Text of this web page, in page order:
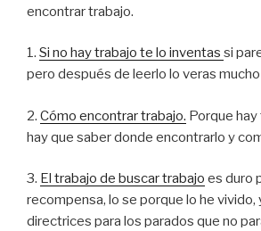
encontrar trabajo.
1. Si no hay trabajo te lo inventas si
pero después de leerlo lo veras
2. Cómo encontrar trabajo. Porque
hay que saber donde encontrarlo y
3. El trabajo de buscar trabajo es duro
recompensa, lo se porque lo he vivido,
directrices para los parados que no